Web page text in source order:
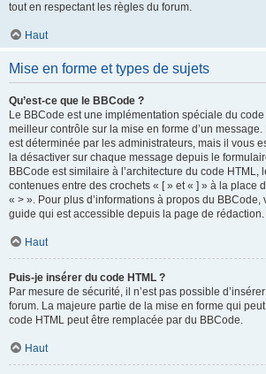
tout en respectant les règles du forum.
Haut
Mise en forme et types de sujets
Qu’est-ce que le BBCode ?
Le BBCode est une implémentation spéciale du
meilleur contrôle sur la mise en forme d’un message.
est déterminée par les administrateurs, mais il vous
la désactiver sur chaque message depuis le
BBCode est similaire à l’architecture du code HTML,
contenues entre des crochets « [ » et « ] » à la place
« > ». Pour plus d’informations à propos du BBCode,
guide qui est accessible depuis la page de rédaction.
Haut
Puis-je insérer du code HTML ?
Par mesure de sécurité, il n’est pas possible
forum. La majeure partie de la mise en forme qui
code HTML peut être remplacée par du BBCode.
Haut